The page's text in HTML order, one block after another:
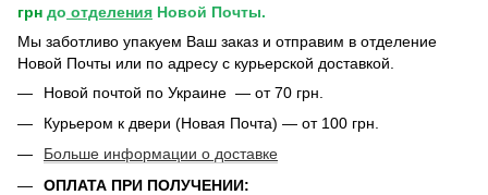
грн до отделения Новой Почты.
Мы заботливо упакуем Ваш заказ и отправим в отделение
Новой Почты или по адресу с курьерской доставкой.
Новой почтой по Украине — от 70 грн.
Курьером к двери (Новая Почта) — от 100 грн.
Больше информации о доставке
ОПЛАТА ПРИ ПОЛУЧЕНИИ: